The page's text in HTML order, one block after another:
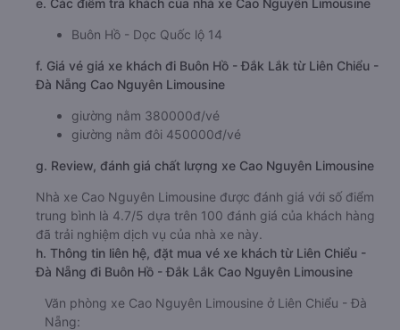
e. Các điểm trả khách của nhà xe Cao Nguyên Limousine
Buôn Hồ - Dọc Quốc lộ 14
f. Giá vé giá xe khách đi Buôn Hồ - Đắk Lắk từ Liên Chiểu -
Đà Nẵng Cao Nguyên Limousine
giường nằm 380000đ/vé
giường nằm đôi 450000đ/vé
g. Review, đánh giá chất lượng xe Cao Nguyên Limousine
Nhà xe Cao Nguyên Limousine được đánh giá với số điểm
trung bình là 4.7/5 dựa trên 100 đánh giá của khách hàng
đã trải nghiệm dịch vụ của nhà xe này.
h. Thông tin liên hệ, đặt mua vé xe khách từ Liên Chiểu -
Đà Nẵng đi Buôn Hồ - Đắk Lắk Cao Nguyên Limousine
Văn phòng xe Cao Nguyên Limousine ở Liên Chiểu - Đà
Nẵng: